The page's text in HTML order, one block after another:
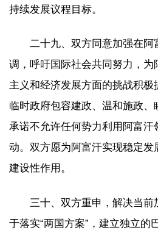
持续发展议程目标。
二十九、双方同意加强在阿
调，呼吁国际社会共同努力，为
主义和经济发展方面的挑战积
临时政府包容建政、温和施政、
承诺不允许任何势力利用阿富汗
动。双方愿为阿富汗实现稳定
建设性作用。
三十、双方重申，解决当前
于落实“两国方案”，建立独立的